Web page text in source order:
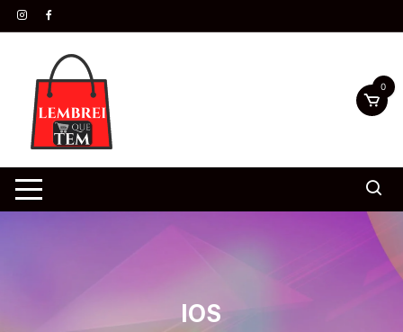
0
IOS